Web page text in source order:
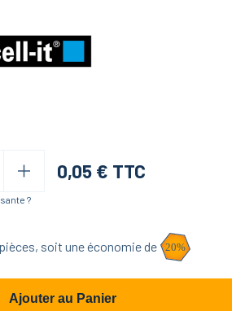
0,05 € TTC
?
pièces, soit une économie de 20%
Ajouter au Panier